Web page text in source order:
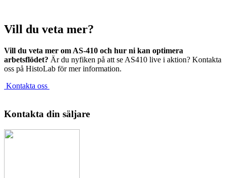
Vill du veta mer?
Vill du veta mer om AS-410 och hur ni kan optimera
arbetsflödet? Är du nyfiken på att se AS410 live i aktion? Kontakta
oss på HistoLab för mer information.
Kontakta oss
Kontakta din säljare